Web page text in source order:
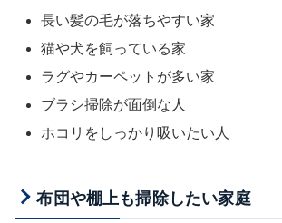
長い髪の毛が落ちやすい家
猫や犬を飼っている家
ラグやカーペットが多い家
ブラシ掃除が面倒な人
ホコリをしっかり吸いたい人
布団や棚上も掃除したい家庭